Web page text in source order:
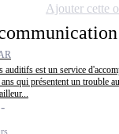
auditifs est un service
qui présentent un trouble
Ajouter cette